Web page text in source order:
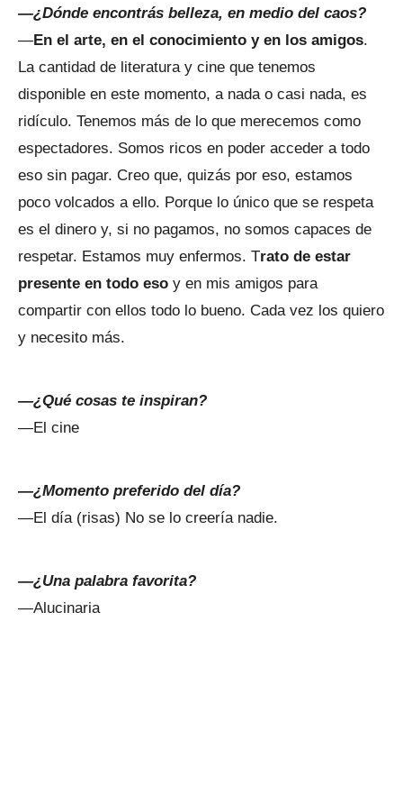
—¿Dónde encontrás belleza, en medio del caos?
—En el arte, en el conocimiento y en los amigos.
La cantidad de literatura y cine que tenemos
disponible en este momento, a nada o casi nada, es
ridículo. Tenemos más de lo que merecemos como
espectadores. Somos ricos en poder acceder a todo
eso sin pagar. Creo que, quizás por eso, estamos
poco volcados a ello. Porque lo único que se respeta
es el dinero y, si no pagamos, no somos capaces de
respetar. Estamos muy enfermos. Trato de estar
presente en todo eso y en mis amigos para
compartir con ellos todo lo bueno. Cada vez los quiero
y necesito más.
—¿Qué cosas te inspiran?
—El cine
—¿Momento preferido del día?
—El día (risas) No se lo creería nadie.
—¿Una palabra favorita?
—Alucinaria